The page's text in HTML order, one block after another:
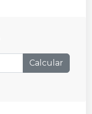
Calcular